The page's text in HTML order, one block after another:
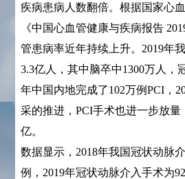
疾病患病人数翻倍。根据国家心
《中国心血管健康与疾病报告
管患病率近年持续上升。2019年
3.3亿人，其中脑卒中1300万人，
年中国内地完成了102万例PCI，
采的推进，PCI手术也进一步放
亿。
数据显示，2018年我国冠状动脉
例，2019年冠状动脉介入手术为